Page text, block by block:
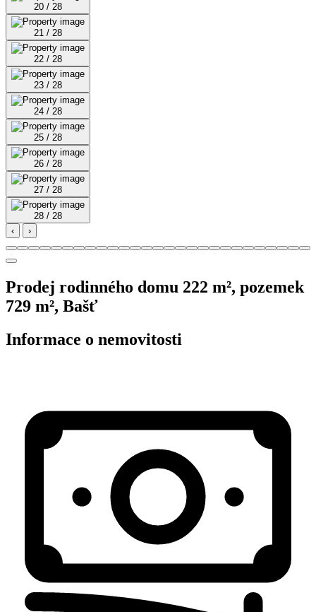
20 / 28
21 / 28
22 / 28
23 / 28
24 / 28
25 / 28
26 / 28
27 / 28
28 / 28
‹
›
Prodej rodinného domu 222 m², pozemek
729 m², Bašť
Informace o nemovitosti